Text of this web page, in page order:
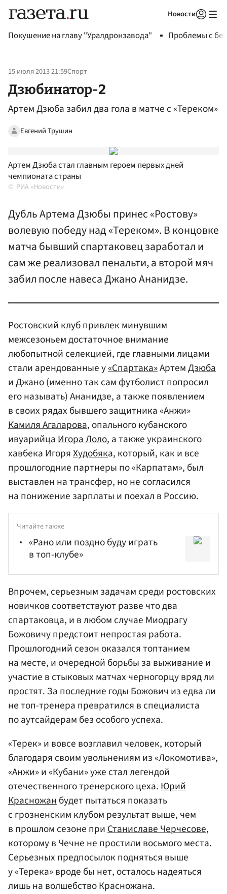
Новости
Покушение на главу "Уралдронзавода" Проблемы с
15 июля 2013 21:59Спорт
Дзюбинатор-2
Артем Дзюба забил два гола в матче с «Тереком»
Евгений Трушин
Артем Дзюба стал главным героем первых дней
чемпионата страны
РИА «Новости»
Дубль Артема Дзюбы принес «Ростову»
волевую победу над «Тереком». В концовке
матча бывший спартаковец заработал и
сам же реализовал пенальти, а второй мяч
забил после навеса Джано Ананидзе.
Ростовский клуб привлек минувшим
межсезоньем достаточное внимание
любопытной селекцией, где главными лицами
стали арендованные у«Спартака»АртемДзюба
и Джано (именно так сам футболист попросил
его называть) Ананидзе, а также появлением
в своих рядах бывшего защитника «Анжи»
Камиля Агаларова, опального кубанского
ивуарийцаИгора Лоло, а также украинского
хавбека ИгоряХудобяка, который, как и все
прошлогодние партнеры по «Карпатам», был
выставлен на трансфер, но не согласился
на понижение зарплаты и поехал в Россию.
Читайте также
«Рано или поздно буду играть
в топ-клубе»
Впрочем, серьезным задачам среди ростовских
новичков соответствуют разве что два
спартаковца, и в любом случае Миодрагу
Божовичу предстоит непростая работа.
Прошлогодний сезон оказался топтанием
на месте, и очередной борьбы за выживание и
участие в стыковых матчах черногорцу вряд ли
простят. За последние годы Божович из едва ли
не топ-тренера превратился в специалиста
по аутсайдерам без особого успеха.
«Терек» и вовсе возглавил человек, который
благодаря своим увольнениям из «Локомотива»,
«Анжи» и «Кубани» уже стал легендой
отечественного тренерского цеха.Юрий
Красножанбудет пытаться показать
с грозненским клубом результат выше, чем
в прошлом сезоне приСтаниславе Черчесове,
которому в Чечне не простили восьмого места.
Серьезных предпосылок подняться выше
у «Терека» вроде бы нет, осталось надеяться
лишь на волшебство Красножана.